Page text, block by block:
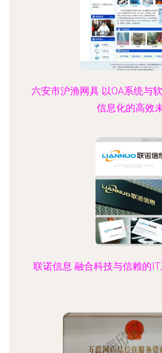
六安市沪渔网具 以OA系统与
信息化的高效
联诺信息 融合科技与信赖的